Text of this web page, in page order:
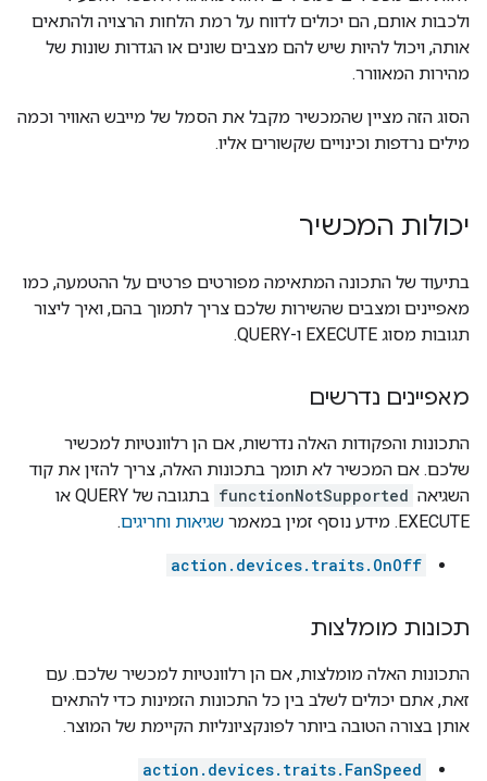
ולכבות אותם, הם יכולים לדווח על רמת הלחות הרצויה ולהתאים
אותה, ויכול להיות שיש להם מצבים שונים או הגדרות שונות של
מהירות המאוורר.
הסוג הזה מציין שהמכשיר מקבל את הסמל של מייבש האוויר וכמה
מילים נרדפות וכינויים שקשורים אליו.
יכולות המכשיר
בתיעוד של התכונה המתאימה מפורטים פרטים על ההטמעה, כמו
מאפיינים ומצבים שהשירות שלכם צריך לתמוך בהם, ואיך ליצור
תגובות מסוג EXECUTE ו-QUERY.
מאפיינים נדרשים
התכונות והפקודות האלה נדרשות, אם הן רלוונטיות למכשיר
שלכם. אם המכשיר לא תומך בתכונות האלה, צריך להזין את קוד
השגיאה functionNotSupported
בתגובה של QUERY או
EXECUTE. מידע נוסף זמין במאמר
שגיאות וחריגים.
action.devices.traits.OnOff
תכונות מומלצות
התכונות האלה מומלצות, אם הן רלוונטיות למכשיר שלכם. עם
זאת, אתם יכולים לשלב בין כל התכונות הזמינות כדי להתאים
אותן בצורה הטובה ביותר לפונקציונליות הקיימת של המוצר.
action.devices.traits.FanSpeed